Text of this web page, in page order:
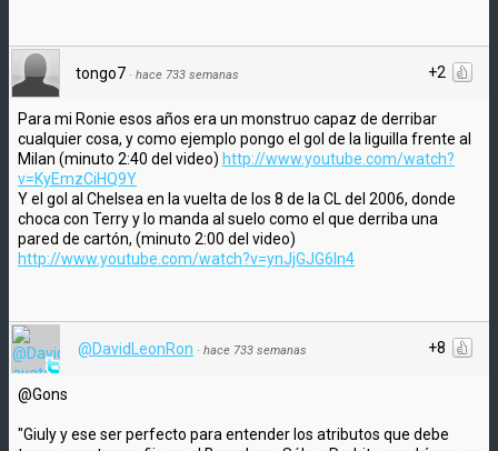
+2
tongo7 · hace 733 semanas
Para mi Ronie esos años era un monstruo capaz de derribar
cualquier cosa, y como ejemplo pongo el gol de la liguilla frente al
Milan (minuto 2:40 del video) http://www.youtube.com/watch?
v=KyEmzCiHQ9Y
Y el gol al Chelsea en la vuelta de los 8 de la CL del 2006, donde
choca con Terry y lo manda al suelo como el que derriba una
pared de cartón, (minuto 2:00 del video)
http://www.youtube.com/watch?v=ynJjGJG6ln4
+8
@DavidLeonRon · hace 733 semanas
@Gons
"Giuly y ese ser perfecto para entender los atributos que debe